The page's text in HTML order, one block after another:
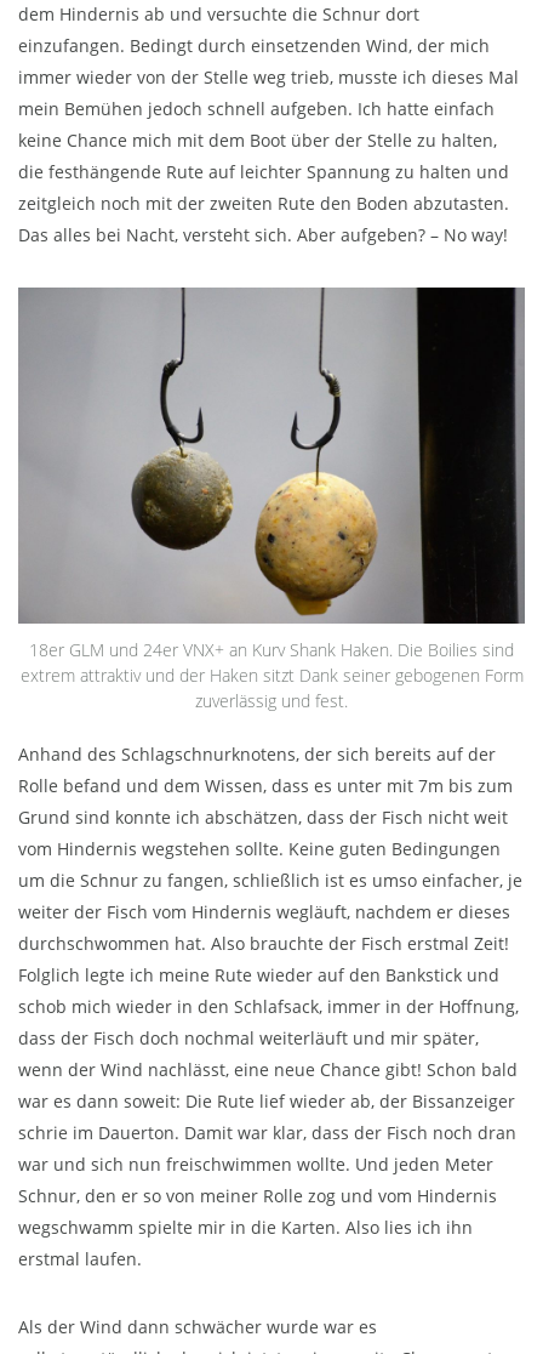
dem Hindernis ab und versuchte die Schnur dort
einzufangen. Bedingt durch einsetzenden Wind, der mich
immer wieder von der Stelle weg trieb, musste ich dieses Mal
mein Bemühen jedoch schnell aufgeben. Ich hatte einfach
keine Chance mich mit dem Boot über der Stelle zu halten,
die festhängende Rute auf leichter Spannung zu halten und
zeitgleich noch mit der zweiten Rute den Boden abzutasten.
Das alles bei Nacht, versteht sich. Aber aufgeben? – No way!
18er GLM und 24er VNX+ an Kurv Shank Haken. Die Boilies sind
extrem attraktiv und der Haken sitzt Dank seiner gebogenen Form
zuverlässig und fest.
Anhand des Schlagschnurknotens, der sich bereits auf der
Rolle befand und dem Wissen, dass es unter mit 7m bis zum
Grund sind konnte ich abschätzen, dass der Fisch nicht weit
vom Hindernis wegstehen sollte. Keine guten Bedingungen
um die Schnur zu fangen, schließlich ist es umso einfacher, je
weiter der Fisch vom Hindernis wegläuft, nachdem er dieses
durchschwommen hat. Also brauchte der Fisch erstmal Zeit!
Folglich legte ich meine Rute wieder auf den Bankstick und
schob mich wieder in den Schlafsack, immer in der Hoffnung,
dass der Fisch doch nochmal weiterläuft und mir später,
wenn der Wind nachlässt, eine neue Chance gibt! Schon bald
war es dann soweit: Die Rute lief wieder ab, der Bissanzeiger
schrie im Dauerton. Damit war klar, dass der Fisch noch dran
war und sich nun freischwimmen wollte. Und jeden Meter
Schnur, den er so von meiner Rolle zog und vom Hindernis
wegschwamm spielte mir in die Karten. Also lies ich ihn
erstmal laufen.
Als der Wind dann schwächer wurde war es